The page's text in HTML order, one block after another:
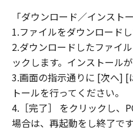
「ダウンロード／インスト
1.ファイルをダウンロードし
2.ダウンロードしたファイ
ックします。インストール
3.画面の指示通りに [次へ]
トールを行ってください。
4.［完了］ をクリックし、
場合は、再起動をし終了です